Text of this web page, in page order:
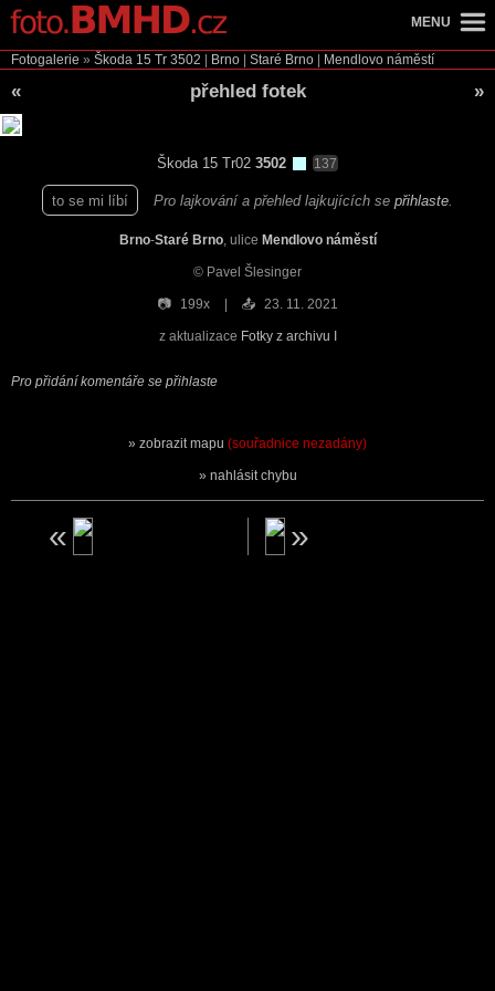
Fotogalerie » Škoda 15 Tr 3502 Brno Staré Brno Mendlovo náměstí
« přehled fotek »
Škoda 15 Tr02 3502 137
to se mi líbí Pro lajkování a přehled lajkujících se přihlaste
Brno-Staré Brno, ulice Mendlovo náměstí
© Pavel Šlesinger
📷 199x 📤 23. 11. 2021
z aktualizace Fotky z archivu I
Pro přidání komentáře se přihlaste
zobrazit mapu (souřadnice nezadány)
nahlásit chybu
MENU